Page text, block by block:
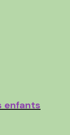
enfants